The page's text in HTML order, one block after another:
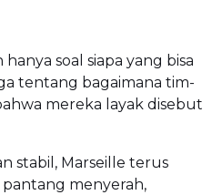
soal siapa yang bisa
tentang bagaimana tim-
mereka layak disebut
stabil, Marseille terus
menyerah,